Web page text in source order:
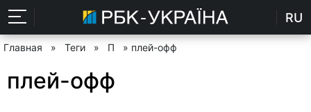
RU
Главная » Теги » П » плей-офф
плей-офф